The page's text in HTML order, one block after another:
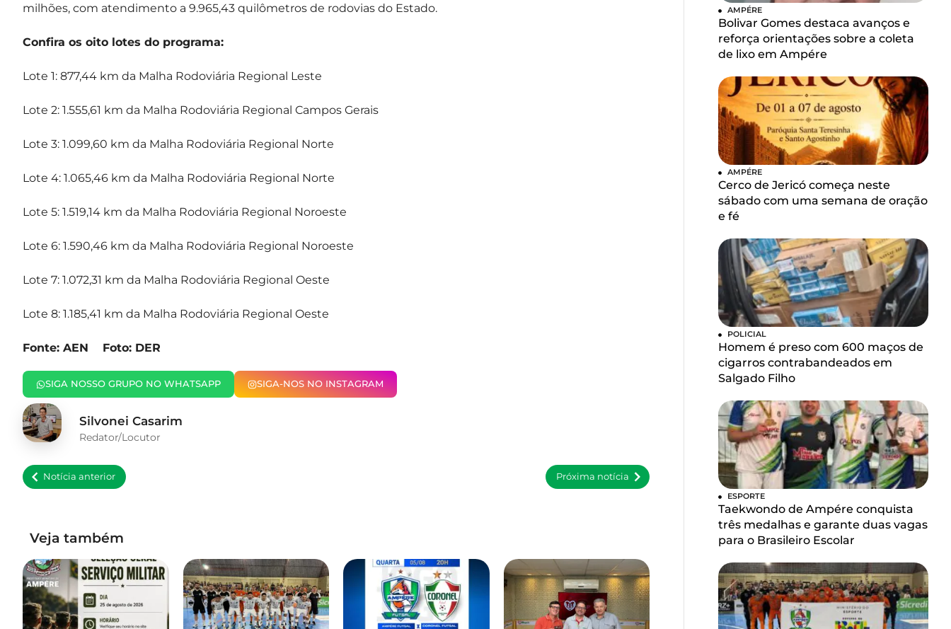
milhões, com atendimento a 9.965,43 quilômetros de rodovias do Estado.
Confira os oito lotes do programa:
Lote 1: 877,44 km da Malha Rodoviária Regional Leste
Lote 2: 1.555,61 km da Malha Rodoviária Regional Campos Gerais
Lote 3: 1.099,60 km da Malha Rodoviária Regional Norte
Lote 4: 1.065,46 km da Malha Rodoviária Regional Norte
Lote 5: 1.519,14 km da Malha Rodoviária Regional Noroeste
Lote 6: 1.590,46 km da Malha Rodoviária Regional Noroeste
Lote 7: 1.072,31 km da Malha Rodoviária Regional Oeste
Lote 8: 1.185,41 km da Malha Rodoviária Regional Oeste
Fonte: AEN Foto: DER
SIGA NOSSO GRUPO NO WHATSAPP SIGA-NOS NO INSTAGRAM
Silvonei Casarim
Redator/Locutor
Notícia anterior Próxima notícia
Veja também
AMPÉRE
Bolivar Gomes destaca avanços e
reforça orientações sobre a coleta
de lixo em Ampére
AMPÉRE
Cerco de Jericó começa neste
sábado com uma semana de oração
e fé
POLICIAL
Homem é preso com 600 maços de
cigarros contrabandeados em
Salgado Filho
ESPORTE
Taekwondo de Ampére conquista
três medalhas e garante duas vagas
para o Brasileiro Escolar